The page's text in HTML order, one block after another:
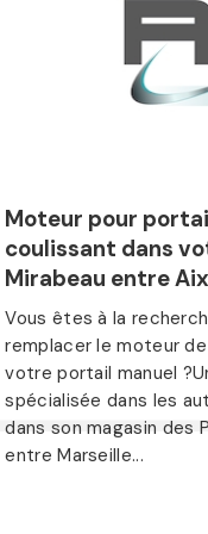
Moteur pour
coulissant dans
Mirabeau entre
Vous êtes à la
remplacer le moteur
votre portail manuel
spécialisée dans les
dans son magasin des
entre Marseille...